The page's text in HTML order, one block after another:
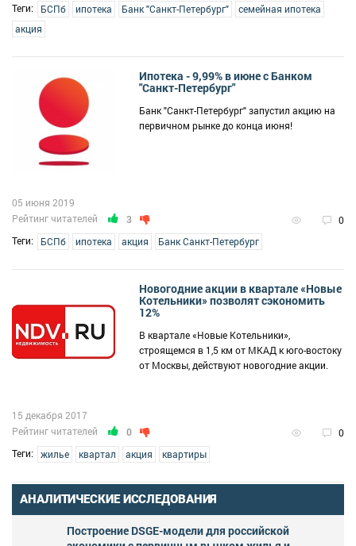
Теги: БСПб ипотека Банк "Санкт-Петербург"
семейная ипотека
акция
Ипотека - 9,99% в июне с Банком
"Санкт-Петербург"
Банк "Санкт-Петербург" запустил акцию на
первичном рынке до конца июня!
Рейтинг читателей 3 0
05 июня 2019
Теги: БСПб ипотека акция Банк Санкт-Петербург
Новогодние акции в квартале «Новые
Котельники» позволят сэкономить
12%
В квартале «Новые Котельники»,
строящемся в 1,5 км от МКАД к юго-востоку
от Москвы, действуют новогодние акции.
Рейтинг читателей 0 0
15 декабря 2017
Теги: жилье квартал акция квартиры
АНАЛИТИЧЕСКИЕ ИССЛЕДОВАНИЯ
Построение DSGE-модели для российской